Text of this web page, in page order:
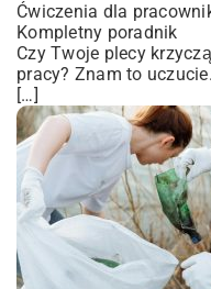
Ćwiczenia dla
Kompletny poradnik
Czy Twoje plecy
pracy? Znam to
[…]